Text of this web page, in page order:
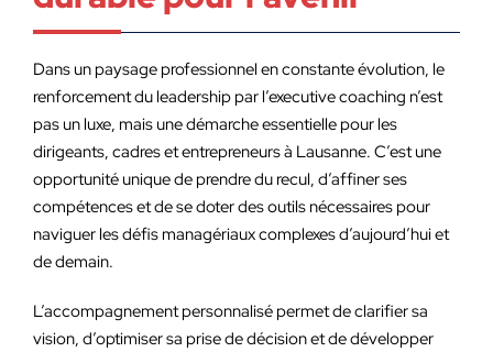
Dans un paysage professionnel en constante évolution, le
renforcement du leadership par l’executive coaching n’est
pas un luxe, mais une démarche essentielle pour les
dirigeants, cadres et entrepreneurs à Lausanne. C’est une
opportunité unique de prendre du recul, d’affiner ses
compétences et de se doter des outils nécessaires pour
naviguer les défis managériaux complexes d’aujourd’hui et
de demain.
L’accompagnement personnalisé permet de clarifier sa
vision, d’optimiser sa prise de décision et de développer